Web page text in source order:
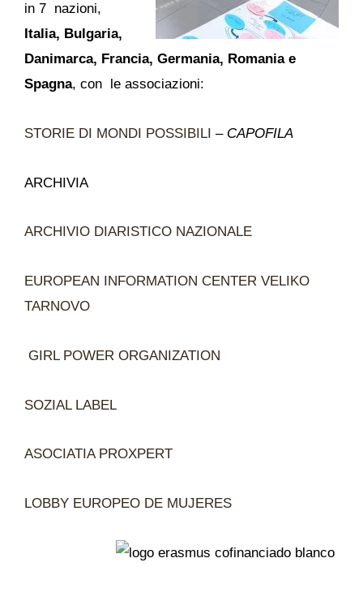
in 7 nazioni,
Italia, Bulgaria,
Danimarca, Francia, Germania, Romania e
Spagna, con le associazioni:
STORIE DI MONDI POSSIBILI – CAPOFILA
ARCHIVIA
ARCHIVIO DIARISTICO NAZIONALE
EUROPEAN INFORMATION CENTER VELIKO
TARNOVO
GIRL POWER ORGANIZATION
SOZIAL LABEL
ASOCIATIA PROXPERT
LOBBY EUROPEO DE MUJERES